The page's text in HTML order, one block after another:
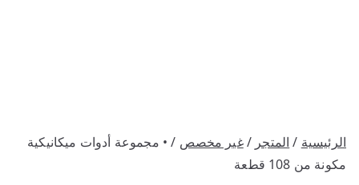
الرئيسية / المتجر /غير مخصص / • مجموعة أدوات ميكانيكية
مكونة من 108 قطعة